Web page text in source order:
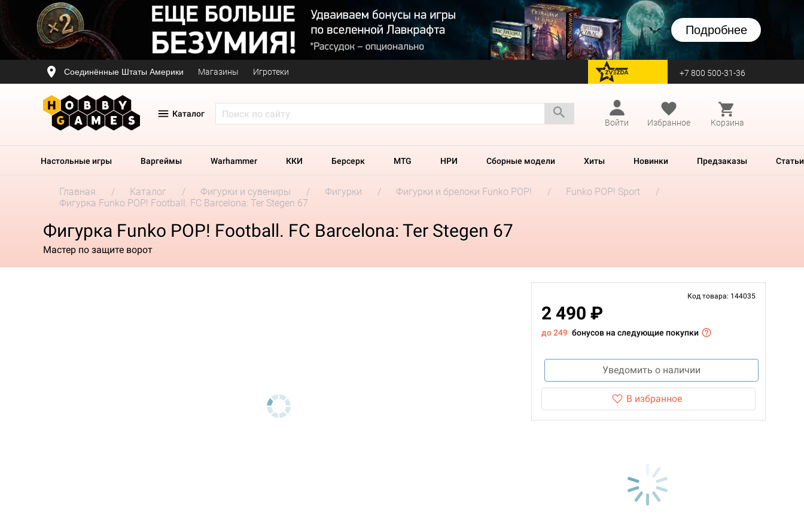
Подробнее
Соединённые Штаты Америки Магазины Игротеки перейти на Zvezda +7 800 500-31-36
Каталог
Войти
Избранное Корзина
Настольные игры Варгеймы Warhammer ККИ Берсерк MTG НРИ Сборные модели Хиты Новинки Предзаказы Статьи
Главная Каталог Фигурки и сувениры Фигурки Фигурки и брелоки Funko POP!
Funko POP! Sport
Фигурка Funko POP! Football. FC Barcelona: Ter Stegen 67
Фигурка Funko POP! Football. FC Barcelona: Ter Stegen 67
Мастер по защите ворот
Код товара: 144035
2 490 ₽
до 249 бонусов на следующие покупки
Уведомить о наличии
В избранное